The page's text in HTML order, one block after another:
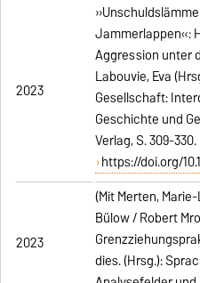
2023
Jammerlappen«:
Aggression unter
Labouvie, Eva
Gesellschaft:
Geschichte und
Verlag, S. 309-330.
https://doi.org/
2023
(Mit Merten,
Bülow / Robert
dies. (Hrsg.):